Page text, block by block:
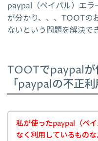
paypal（ペイパル）エラ
が分かり、、、TOOTの
ないという問題を解決で
TOOTでpaypalが
「paypalの不正利
私が使ったpaypal（ペ
なく利用しているもの